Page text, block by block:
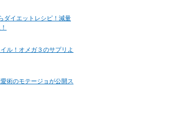
ダイエットレシピ！減量
ル！オメガ３のサプリよ
術のモテージョが公開ス